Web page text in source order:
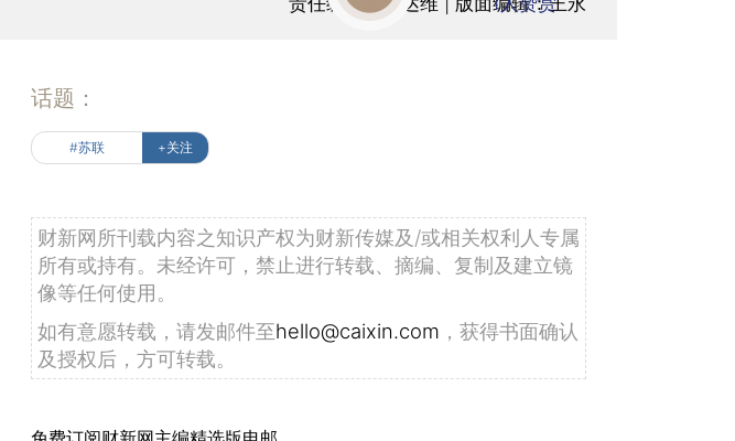
话题：
#苏联 +关注
财新网所刊载内容之知识产权为财新传媒及/或相关权利人专属
所有或持有。未经许可，禁止进行转载、摘编、复制及建立镜
像等任何使用。
如有意愿转载，请发邮件至hello@caixin.com ，获得书面确认
及授权后，方可转载。